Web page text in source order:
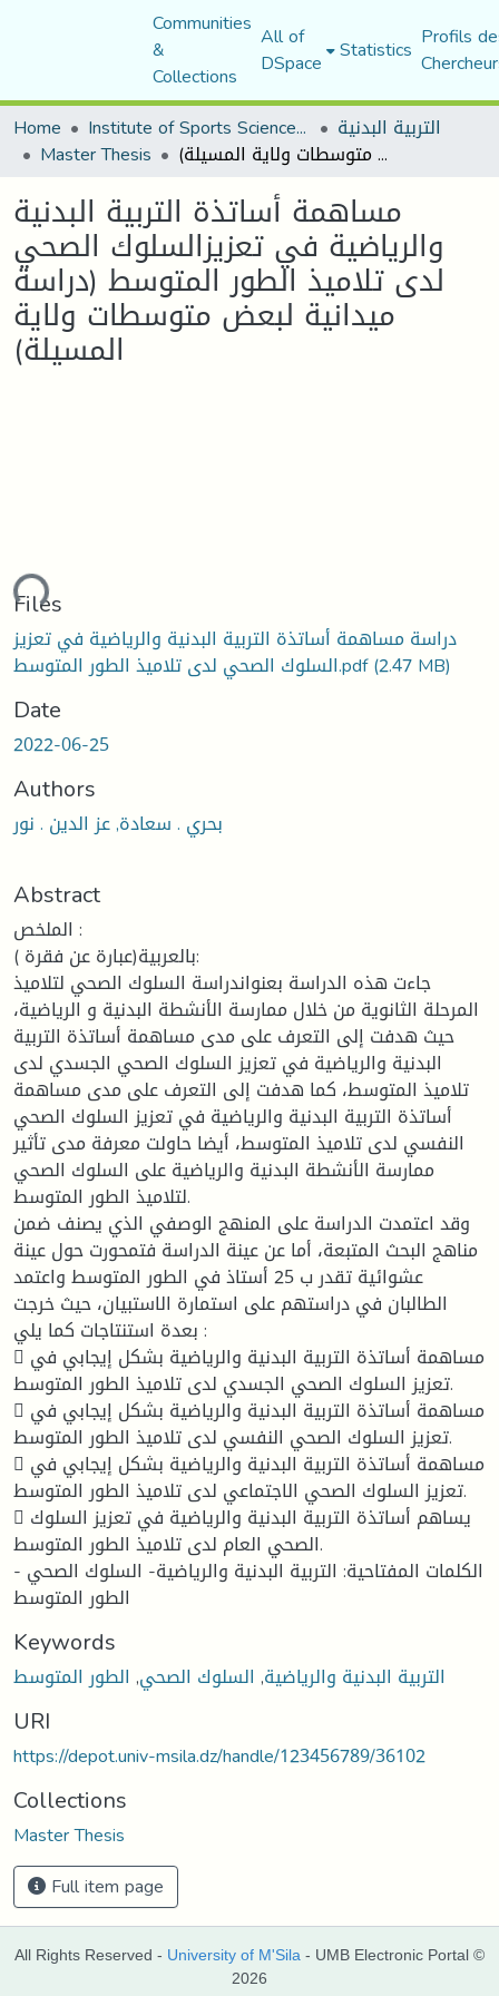
Communities
&
Collections
All of
DSpace Statistics Profils
Home
Institute of Sports Sciences and Techniques التربية البدنية
Master Thesis مساهمة أساتذة التربية البدنية والرياضية في تعزيزالسلوك الصحي لدى تلاميذ الطور المتوسط (دراسة ميدانية لبعض متوسطات ولاية المسيلة)
مساهمة أساتذة التربية البدنية
والرياضية في تعزيزالسلوك الصحي
لدى تلاميذ الطور المتوسط (دراسة
ميدانية لبعض متوسطات ولاية
المسيلة)
Files
دراسة مساهمة أساتذة التربية البدنية والرياضية في تعزيز
السلوك الصحي لدى تلاميذ الطور المتوسط.pdf(2.47 MB)
Date
2022-06-25
Authors
بحري . سعادة, عز الدين . نور
Abstract
الملخص :
بالعربية(عبارة عن فقرة ):
جاءت هذه الدراسة بعنواندراسة السلوك الصحي لتلاميذ
المرحلة الثانوية من خلال ممارسة الأنشطة البدنية و الرياضية،
حيث هدفت إلى التعرف على مدى مساهمة أساتذة التربية
البدنية والرياضية في تعزيز السلوك الصحي الجسدي لدى
تلاميذ المتوسط، كما هدفت إلى التعرف على مدى مساهمة
أساتذة التربية البدنية والرياضية في تعزيز السلوك الصحي
النفسي لدى تلاميذ المتوسط، أيضا حاولت معرفة مدى تأثير
ممارسة الأنشطة البدنية والرياضية على السلوك الصحي
لتلاميذ الطور المتوسط.
وقد اعتمدت الدراسة على المنهج الوصفي الذي يصنف ضمن
مناهج البحث المتبعة، أما عن عينة الدراسة فتمحورت حول عينة
عشوائية تقدر ب 25 أستاذ في الطور المتوسط واعتمد
الطالبان في دراستهم على استمارة الاستبيان، حيث خرجت
بعدة استنتاجات كما يلي :
 مساهمة أساتذة التربية البدنية والرياضية بشكل إيجابي في
تعزيز السلوك الصحي الجسدي لدى تلاميذ الطور المتوسط.
 مساهمة أساتذة التربية البدنية والرياضية بشكل إيجابي في
تعزيز السلوك الصحي النفسي لدى تلاميذ الطور المتوسط.
 مساهمة أساتذة التربية البدنية والرياضية بشكل إيجابي في
تعزيز السلوك الصحي الاجتماعي لدى تلاميذ الطور المتوسط.
 يساهم أساتذة التربية البدنية والرياضية في تعزيز السلوك
الصحي العام لدى تلاميذ الطور المتوسط.
الكلمات المفتاحية: التربية البدنية والرياضية- السلوك الصحي -
الطور المتوسط
Keywords
التربية البدنية والرياضية, السلوك الصحي, الطور المتوسط
URI
https://depot.univ-msila.dz/handle/123456789/36102
Collections
Master Thesis
Full item page
All Rights Reserved - University of M'Sila - UMB Electronic Portal ©
2026